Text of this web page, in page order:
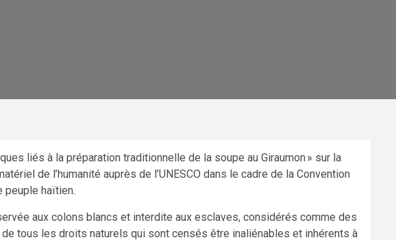
liés à la préparation traditionnelle de la soupe au Giraumon » sur la
de l’humanité auprès de l’UNESCO dans le cadre de la Convention
peuple haïtien.
aux colons blancs et interdite aux esclaves, considérés comme des
tous les droits naturels qui sont censés être inaliénables et inhérents à